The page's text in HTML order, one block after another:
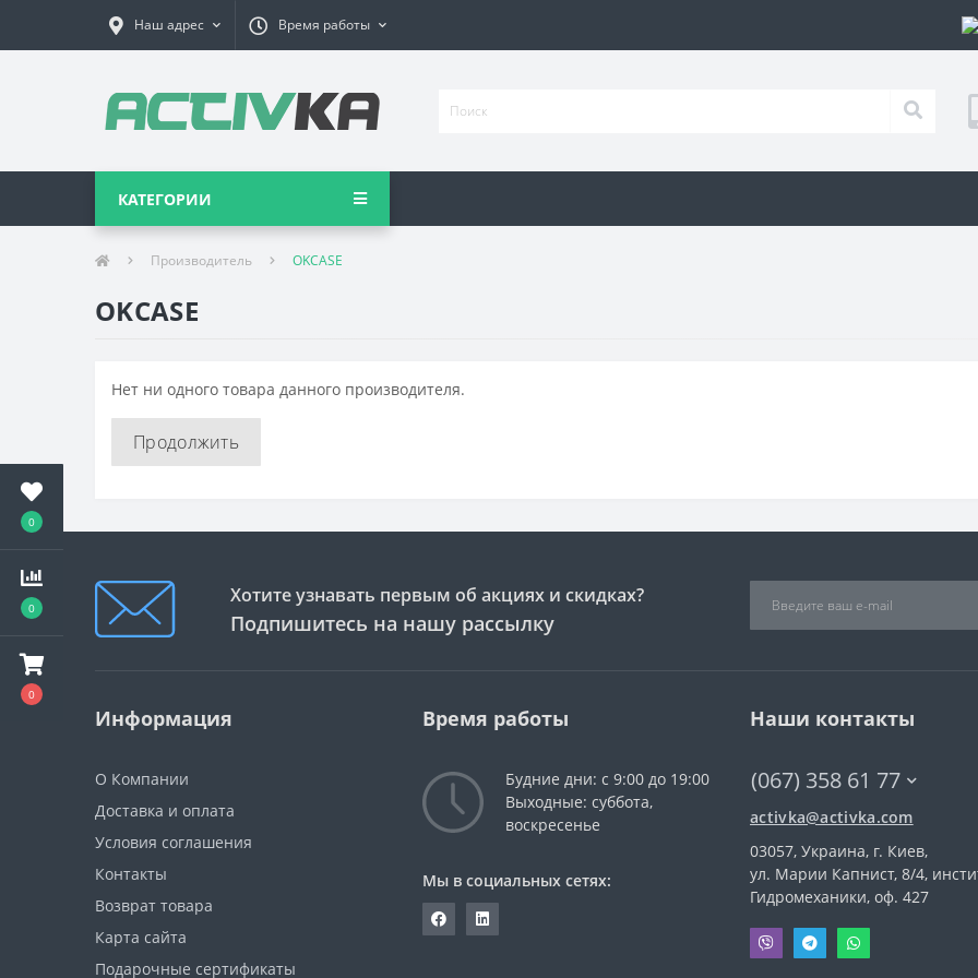
0
0
0
Наш адрес Время работы
КАТЕГОРИИ
Производитель OKCASE
OKCASE
Нет ни одного товара данного производителя.
Продолжить
Хотите узнавать первым об акциях и скидках?
Подпишитесь на нашу рассылку
Информация
О Компании
Доставка и оплата
Условия соглашения
Контакты
Возврат товара
Карта сайта
Подарочные сертификаты
Время работы
Будние дни: с 9:00 до 19:00
Выходные: суббота,
воскресенье
Мы в социальных сетях:
Наши контакты
(067) 358 61 77
activka@activka.com
03057, Украина, г. Киев,
ул. Марии Капнист, 8/4,
Гидромеханики, оф. 427